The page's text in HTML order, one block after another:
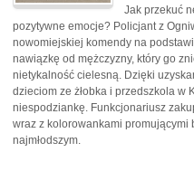
Jak przekuć
pozytywne emocje? Policjant z
nowomiejskiej komendy na
nawiązkę od mężczyzny, który go
nietykalność cielesną. Dzięki
dzieciom ze żłobka i przedszkola w
niespodziankę. Funkcjonariusz
wraz z kolorowankami promującymi
najmłodszym.